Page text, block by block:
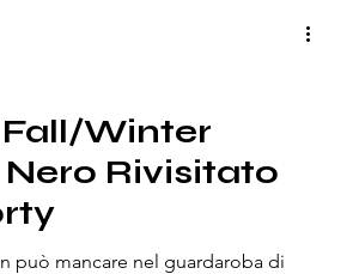
Winter
Rivisitato
può mancare nel guardaroba di